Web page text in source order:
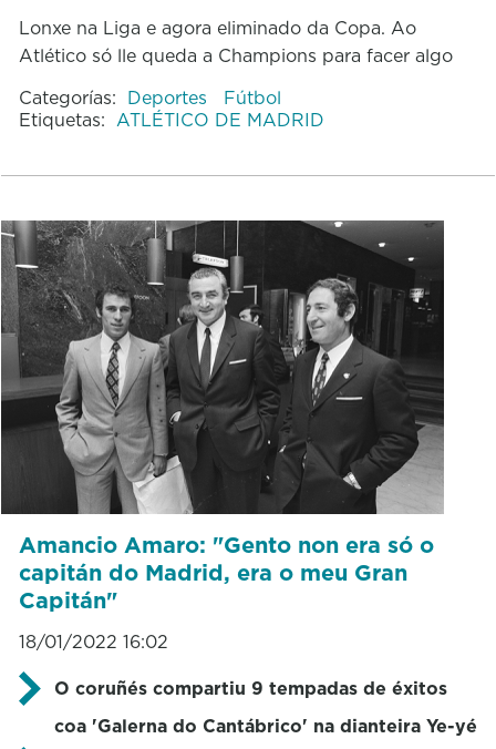
Lonxe na Liga e agora eliminado da Copa. Ao
Atlético só lle queda a Champions para facer algo
Categorías: Deportes
Fútbol
Etiquetas: ATLÉTICO DE MADRID
Amancio Amaro: "Gento non era só o
capitán do Madrid, era o meu Gran
Capitán"
18/01/2022 16:02
O coruñés compartiu 9 tempadas de éxitos
coa 'Galerna do Cantábrico' na dianteira Ye-yé